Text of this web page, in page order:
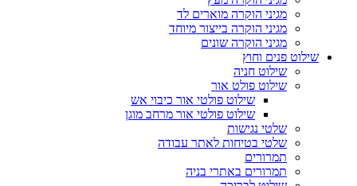
מגיני הוקרה מוארים לד
מגיני הוקרה בייצור מיוחד
מגיני הוקרה שונים
שילוט פנים וחוץ
שילוט חניה
שילוט פולט אור
שילוט פולטי אור כיבוי אש
שילוט פולטי אור מרחב מוגן
שלטי נגישות
שלטי בטיחות לאתר עבודה
תמרורים
תמרורים באתרי בניה